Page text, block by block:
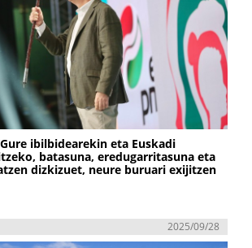
ibilbidearekin eta Euskadi
batasuna, eredugarritasuna eta
dizkizuet, neure buruari exijitzen
2025/09/28